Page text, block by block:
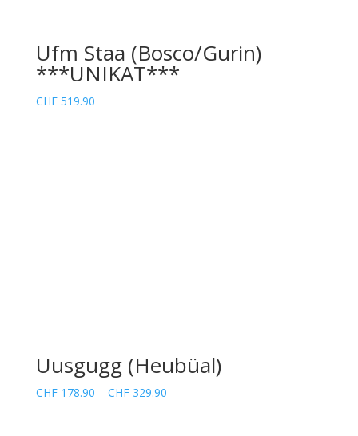
Ufm Staa (Bosco/Gurin)
***UNIKAT***
CHF519.90
Uusgugg (Heubüal)
CHF178.90 – CHF329.90Preisspanne: